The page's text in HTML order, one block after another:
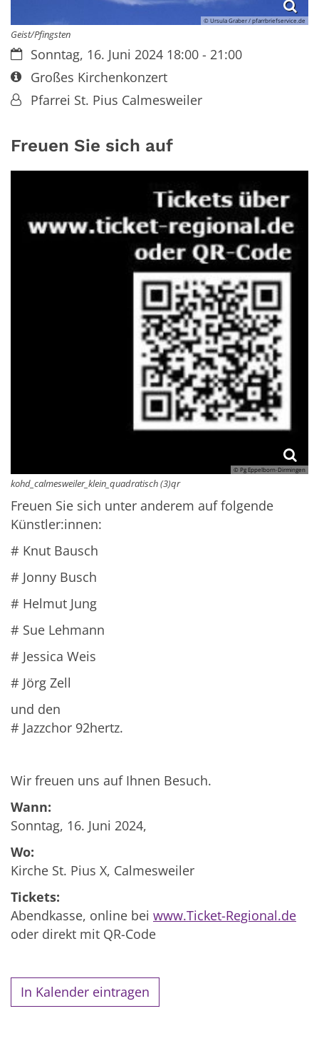
© Ursula Graber / pfarrbriefservice.de
Geist/Pfingsten
Datum:Sonntag, 16. Juni 2024 18:00 - 21:00
Art bzw. Nummer:
Großes Kirchenkonzert
Von:Pfarrei St. Pius Calmesweiler
Freuen Sie sich auf
© Pg Eppelborn-Dirmingen
kohd_calmesweiler_klein_quadratisch (3)qr
Freuen Sie sich unter anderem auf folgende
Künstler:innen:
# Knut Bausch
# Jonny Busch
# Helmut Jung
# Sue Lehmann
# Jessica Weis
# Jörg Zell
und den
# Jazzchor 92hertz.
Wir freuen uns auf Ihnen Besuch.
Wann:
Sonntag, 16. Juni 2024,
Wo:
Kirche St. Pius X, Calmesweiler
Tickets:
Abendkasse, online bei www.Ticket-Regional.de
oder direkt mit QR-Code
In Kalender eintragen